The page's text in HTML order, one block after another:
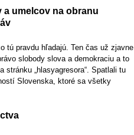
umelcov na obranu
tú pravdu hľadajú. Ten čas už zjavne
slobody slova a demokraciu a to
„hlasyagresora“. Spatlali tu
Slovenska, ktoré sa všetky